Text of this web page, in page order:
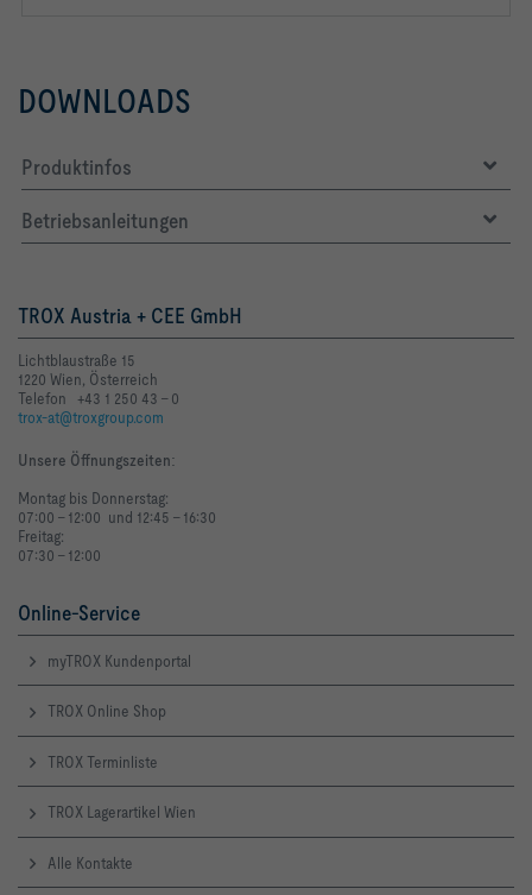
DOWNLOADS
Produktinfos
Betriebsanleitungen
TROX Austria + CEE GmbH
Lichtblaustraße 15
1220 Wien, Österreich
Telefon +43 1 250 43 - 0
trox-at@troxgroup.com
Unsere Öffnungszeiten:
Montag bis Donnerstag:
07:00 - 12:00 und 12:45 - 16:30
Freitag:
07:30 - 12:00
Online-Service
myTROX Kundenportal
TROX Online Shop
TROX Terminliste
TROX Lagerartikel Wien
Alle Kontakte